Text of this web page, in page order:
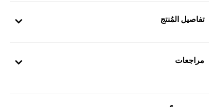
تفاصيل المُنتج
مراجعات